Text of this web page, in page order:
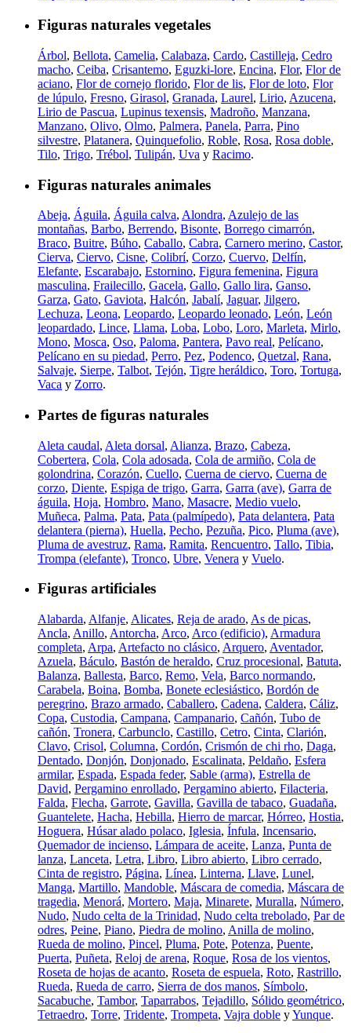
Figuras naturales vegetales
Árbol, Bellota, Camelia, Calabaza, Cardo, Castilleja, Cedro
macho, Ceiba, Crisantemo, Eguzki-lore, Encina, Flor, Flor de
aciano, Flor de cornejo florido, Flor de lis, Flor de loto, Flor
de lúpulo, Fresno, Girasol, Granada, Laurel, Lirio, Azucena,
Lirio de Pascua, Lupinus texensis, Madroño, Manzana,
Manzano, Olivo, Olmo, Palmera, Panela, Parra, Pino
silvestre, Platanera, Quinquefolio, Roble, Rosa, Rosa doble,
Tilo, Trigo, Trébol, Tulipán, Uva y Racimo.
Figuras naturales animales
Abeja, Águila, Águila calva, Alondra, Azulejo de las
montañas, Barbo, Berrendo, Bisonte, Borrego cimarrón,
Braco, Buitre, Búho, Caballo, Cabra, Carnero merino, Castor,
Cierva, Ciervo, Cisne, Colibrí, Corzo, Cuervo, Delfín,
Elefante, Escarabajo, Estornino, Figura femenina, Figura
masculina, Frailecillo, Gacela, Gallo, Gallo lira, Ganso,
Garza, Gato, Gaviota, Halcón, Jabalí, Jaguar, Jilgero,
Lechuza, Leona, Leopardo, Leopardo leonado, León, León
leopardado, Lince, Llama, Loba, Lobo, Loro, Marleta, Mirlo,
Mono, Mosca, Oso, Paloma, Pantera, Pavo real, Pelícano,
Pelícano en su piedad, Perro, Pez, Podenco, Quetzal, Rana,
Salvaje, Sierpe, Talbot, Tejón, Tigre heráldico, Toro, Tortuga,
Vaca y Zorro.
Partes de figuras naturales
Aleta caudal, Aleta dorsal, Alianza, Brazo, Cabeza,
Cobertera, Cola, Cola adosada, Cola de armiño, Cola de
golondrina, Corazón, Cuello, Cuerna de ciervo, Cuerna de
corzo, Diente, Espiga de trigo, Garra, Garra (ave), Garra de
águila, Hoja, Hombro, Mano, Masacre, Medio vuelo,
Muñeca, Palma, Pata, Pata (palmípedo), Pata delantera, Pata
delantera (pierna), Huella, Pecho, Pezuña, Pico, Pluma (ave),
Pluma de avestruz, Rama, Ramita, Rencuentro, Tallo, Tibia,
Trompa (elefante), Tronco, Ubre, Venera y Vuelo.
Figuras artificiales
Alabarda, Alfanje, Alicates, Reja de arado, As de picas,
Ancla, Anillo, Antorcha, Arco, Arco (edificio), Armadura
completa, Arpa, Artefacto no clásico, Arquero, Aventador,
Azuela, Báculo, Bastón de heraldo, Cruz procesional, Batuta,
Balanza, Ballesta, Barco, Remo, Vela, Barco normando,
Carabela, Boina, Bomba, Bonete eclesiástico, Bordón de
peregrino, Brazo armado, Caballero, Cadena, Caldera, Cáliz,
Copa, Custodia, Campana, Campanario, Cañón, Tubo de
cañón, Tronera, Carbunclo, Castillo, Cetro, Cinta, Clarión,
Clavo, Crisol, Columna, Cordón, Crismón de chi rho, Daga,
Dentado, Donjón, Donjonado, Escalinata, Peldaño, Esfera
armilar, Espada, Espada feder, Sable (arma), Estrella de
David, Pergamino enrollado, Pergamino abierto, Filacteria,
Falda, Flecha, Garrote, Gavilla, Gavilla de tabaco, Guadaña,
Guantelete, Hacha, Hebilla, Hierro de marcar, Hórreo, Hostia,
Hoguera, Húsar alado polaco, Iglesia, Ínfula, Incensario,
Quemador de incienso, Lámpara de aceite, Lanza, Punta de
lanza, Lanceta, Letra, Libro, Libro abierto, Libro cerrado,
Cinta de registro, Página, Línea, Linterna, Llave, Lunel,
Manga, Martillo, Mandoble, Máscara de comedia, Máscara de
tragedia, Menorá, Mortero, Maja, Minarete, Muralla, Número,
Nudo, Nudo celta de la Trinidad, Nudo celta trebolado, Par de
odres, Peine, Piano, Piedra de molino, Anilla de molino,
Rueda de molino, Pincel, Pluma, Pote, Potenza, Puente,
Puerta, Puñeta, Reloj de arena, Roque, Rosa de los vientos,
Roseta de hojas de acanto, Roseta de espuela, Roto, Rastrillo,
Rueda, Rueda de carro, Sierra de dos manos, Símbolo,
Sacabuche, Tambor, Taparrabos, Tejadillo, Sólido geométrico,
Tetraedro, Torre, Tridente, Trompeta, Vajra doble yYunque.